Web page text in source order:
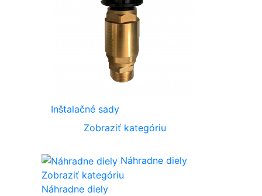
Inštalačné sady
Zobraziť kategóriu
Náhradne diely
Zobraziť kategóriu
Náhradne diely